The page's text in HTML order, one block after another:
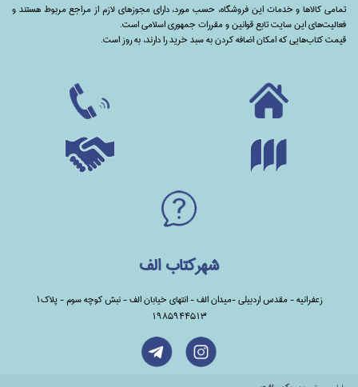
تمامی‌ کالاها و خدمات این فروشگاه، حسب مورد،‌ دارای مجوزهای لازم از مراجع مربوط هستند ‌و‌‌
فعالیت‌های این سایت تابع قوانین و مقررات جمهوری اسلامی است.
قیمت کتاب‌هایی که امکان اضافه کردن به سبد خرید را دارند،‌ به روز است.
شهرکتاب الف
زعفرانیه - مقدس اردبیلی -میدان الف - انتهای خیابان الف - نبش کوچه سوم - پلاک1
1985944513